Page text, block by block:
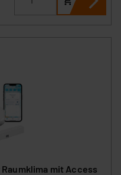
mit Access